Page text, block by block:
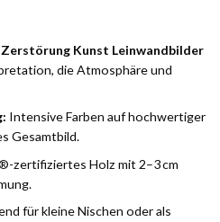
Zerstörung Kunst Leinwandbilder
die Atmosphäre und
Intensive Farben auf hochwertiger
Gesamtbild.
zertifiziertes Holz mit 2–3 cm
für kleine Nischen oder als